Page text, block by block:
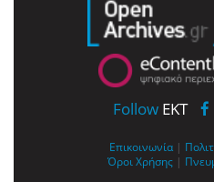
Follow EKT
Επικοινωνία |
Όροι Χρήσης |